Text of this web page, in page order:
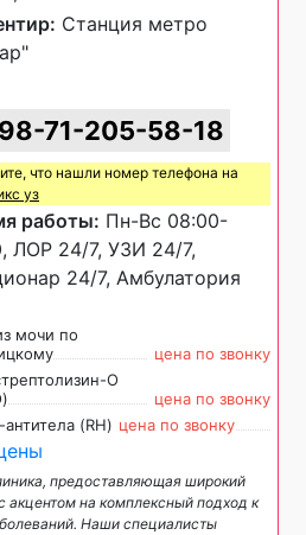
Станция метро
71-205-58-18
что нашли номер телефона на
уз
работы: Пн-Вс 08:00-
ЛОР 24/7, УЗИ 24/7,
24/7, Амбулатория
мочи по
цена по звонку
О
цена по звонку
антитела (RH) цена по звонку
предоставляющая широкий
акцентом на комплексный подход к
Наши специалисты